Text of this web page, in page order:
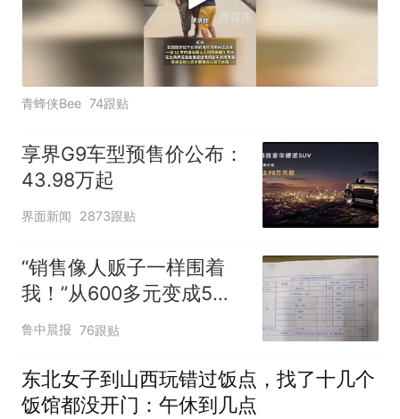
青蜂侠Bee 74跟贴
享界G9车型预售价公布：
43.98万起
界面新闻 2873跟贴
“销售像人贩子一样围着
我！”从600多元变成5万
元，57岁保洁阿姨做医美
后眼睛肿到流泪、视物模
糊
鲁中晨报 76跟贴
东北女子到山西玩错过饭点，找了十几个
饭馆都没开门：午休到几点